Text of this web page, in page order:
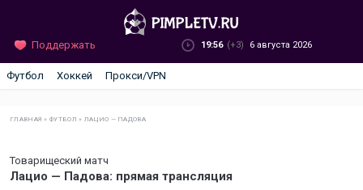
Поддержать 19:56 (+3) 6 августа 2026
Футбол Хоккей Прокси/VPN
ГЛАВНАЯ »ФУТБОЛ » ЛАЦИО — ПАДОВА
Товарищеский матч
Лацио — Падова: прямая трансляция